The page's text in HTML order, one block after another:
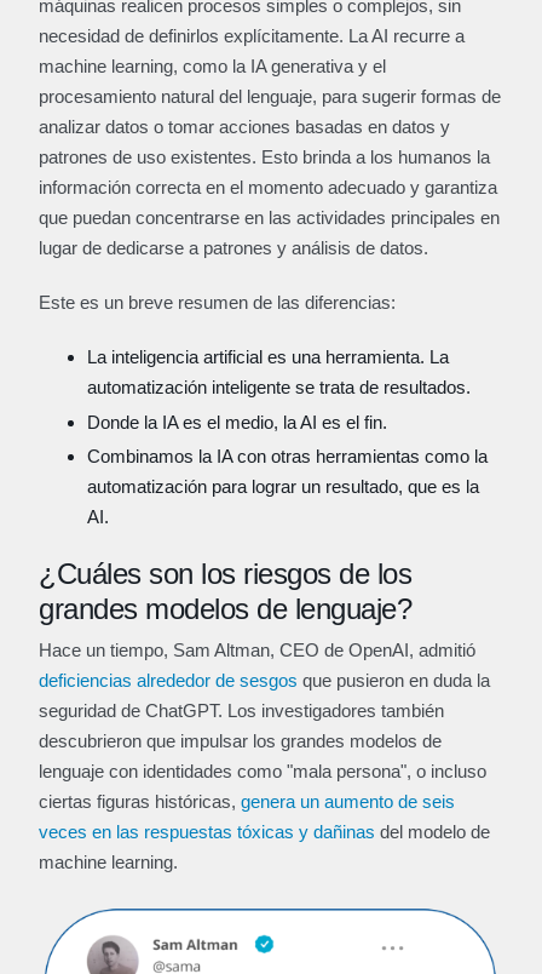
máquinas realicen procesos simples o complejos, sin
necesidad de definirlos explícitamente. La AI recurre a
machine learning, como la IA generativa y el
procesamiento natural del lenguaje, para sugerir formas de
analizar datos o tomar acciones basadas en datos y
patrones de uso existentes. Esto brinda a los humanos la
información correcta en el momento adecuado y garantiza
que puedan concentrarse en las actividades principales en
lugar de dedicarse a patrones y análisis de datos.
Este es un breve resumen de las diferencias:
La inteligencia artificial es una herramienta. La
automatización inteligente se trata de resultados.
Donde la IA es el medio, la AI es el fin.
Combinamos la IA con otras herramientas como la
automatización para lograr un resultado, que es la
AI.
¿Cuáles son los riesgos de los
grandes modelos de lenguaje?
Hace un tiempo, Sam Altman, CEO de OpenAI, admitió
deficiencias alrededor de sesgos que pusieron en duda la
seguridad de ChatGPT. Los investigadores también
descubrieron que impulsar los grandes modelos de
lenguaje con identidades como "mala persona", o incluso
ciertas figuras históricas, genera un aumento de seis
veces en las respuestas tóxicas y dañinas del modelo de
machine learning.